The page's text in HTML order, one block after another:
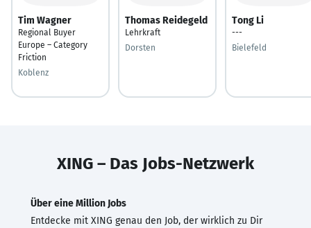
Tim Wagner
Regional Buyer
Europe – Category
Friction
Koblenz
Thomas Reidegeld
Lehrkraft
Dorsten
Tong Li
---
Bielefeld
XING – Das Jobs-Netzwerk
Über eine Million Jobs
Entdecke mit XING genau den Job, der wirklich zu Dir